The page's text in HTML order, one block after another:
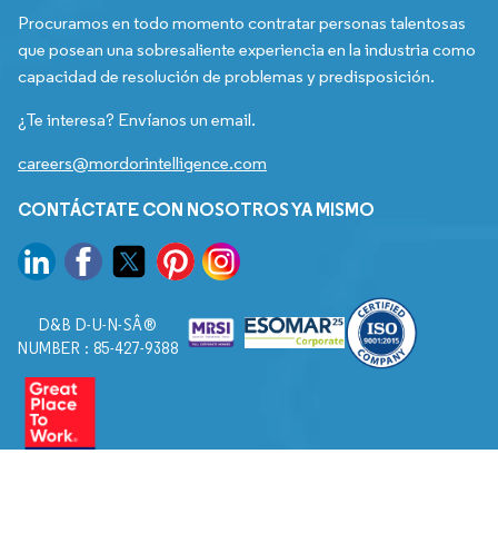
Procuramos en todo momento contratar personas talentosas
que posean una sobresaliente experiencia en la industria como
capacidad de resolución de problemas y predisposición.
¿Te interesa? Envíanos un email.
careers@mordorintelligence.com
CONTÁCTATE CON NOSOTROS YA MISMO
D&B D-U-N-SÂ®
NUMBER : 85-427-9388